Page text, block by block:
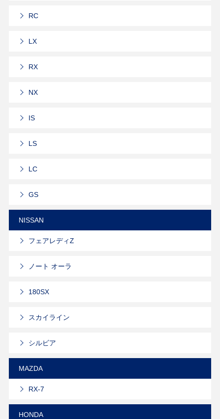
RC
LX
RX
NX
IS
LS
LC
GS
NISSAN
フェアレディZ
ノート オーラ
180SX
スカイライン
シルビア
MAZDA
RX-7
HONDA